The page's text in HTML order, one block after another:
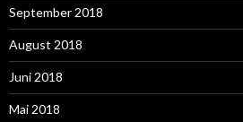
September 2018
August 2018
Juni 2018
Mai 2018